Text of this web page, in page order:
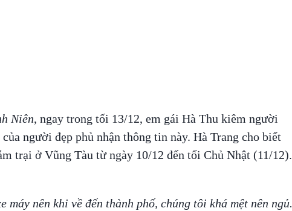
Niên, ngay trong tối 13/12, em gái Hà Thu kiêm người
người đẹp phủ nhận thông tin này. Hà Trang cho biết
trại ở Vũng Tàu từ ngày 10/12 đến tối Chủ Nhật (11/12).
máy nên khi về đến thành phố, chúng tôi khá mệt nên ngủ.